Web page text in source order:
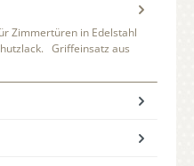
Zimmertüren in Edelstahl
Griffeinsatz aus